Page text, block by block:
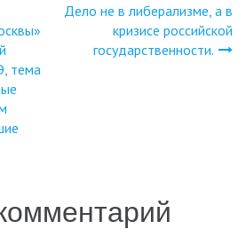
тема
Дело не в либерализме, а в
кризисе российской
государственности.